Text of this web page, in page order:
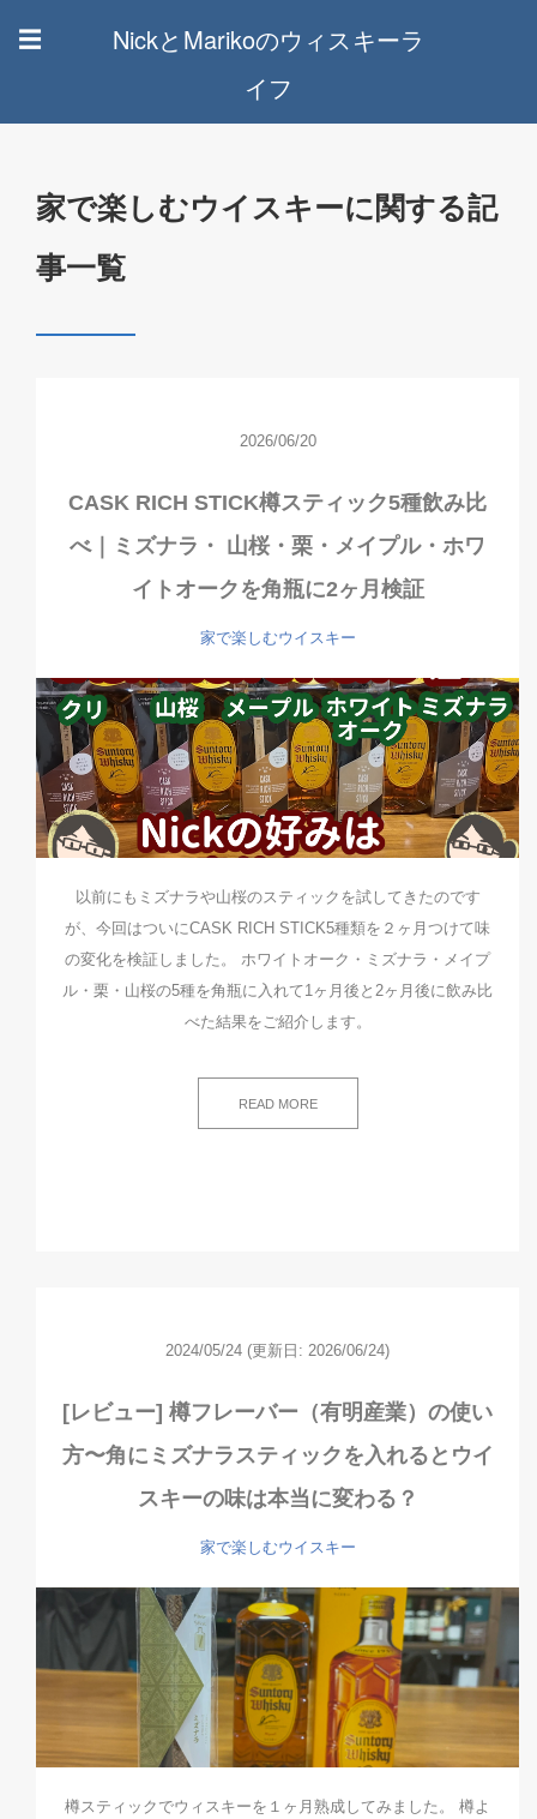
☰
NickとMarikoのウィスキーラ
イフ
家で楽しむウイスキーに関する記
事一覧
2026/06/20
CASK RICH STICK樽スティック5種飲み比
べ｜ミズナラ・ 山桜・栗・メイプル・ホワ
イトオークを角瓶に2ヶ月検証
家で楽しむウイスキー
以前にもミズナラや山桜のスティックを試してきたのです
が、今回はついにCASK RICH STICK5種類を２ヶ月つけて味
の変化を検証しました。 ホワイトオーク・ミズナラ・メイプ
ル・栗・山桜の5種を角瓶に入れて1ヶ月後と2ヶ月後に飲み比
べた結果をご紹介します。
READ MORE
2024/05/24 (更新日: 2026/06/24)
[レビュー] 樽フレーバー（有明産業）の使い
方〜角にミズナラスティックを入れるとウイ
スキーの味は本当に変わる？
家で楽しむウイスキー
樽スティックでウィスキーを１ヶ月熟成してみました。 樽よ